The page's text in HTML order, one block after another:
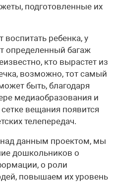
подготовленные их
ребенка, у
определенный багаж
кто вырастет из
возможно, тот самый
быть, благодаря
медиаобразования и
вещания появится
телепередач.
данным проектом, мы
дошкольников о
о роли
повышаем их уровень